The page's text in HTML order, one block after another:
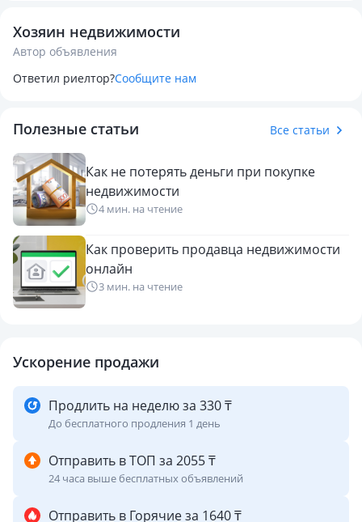
Хозяин недвижимости
Автор объявления
Ответил риелтор?Сообщите нам
Полезные статьи Все статьи
Как не потерять деньги при покупке
недвижимости
4 мин. на чтение
Как проверить продавца недвижимости
онлайн
3 мин. на чтение
Ускорение продажи
Продлить на неделю за 330 ₸
До бесплатного продления 1 день
Отправить в ТОП за 2055 ₸
24 часа выше бесплатных объявлений
Отправить в Горячие за 1640 ₸